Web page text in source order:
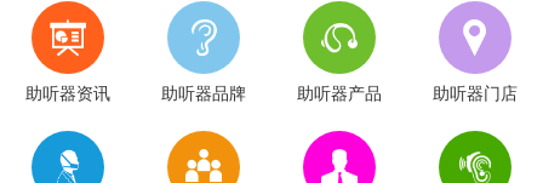
助听器资讯 助听器品牌 助听器产品 助听器门店